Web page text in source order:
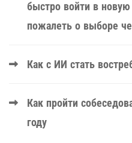
быстро войти в
пожалеть о выборе
Как с ИИ стать
Как пройти
году